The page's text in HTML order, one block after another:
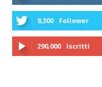
9,300 Follower
290,000 Iscritti